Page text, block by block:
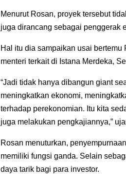
Menurut Rosan, proyek tersebut
juga dirancang sebagai penggerak
Hal itu dia sampaikan usai
menteri terkait di Istana Merdeka,
“Jadi tidak hanya dibangun giant
meningkatkan ekonomi,
terhadap perekonomian. Itu kita
juga melakukan pengkajiannya,”
Rosan menuturkan,
memiliki fungsi ganda. Selain
daya tarik bagi para investor.